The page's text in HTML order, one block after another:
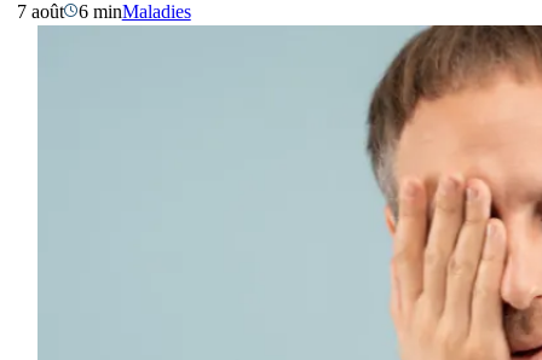
7 août 6 minMaladies